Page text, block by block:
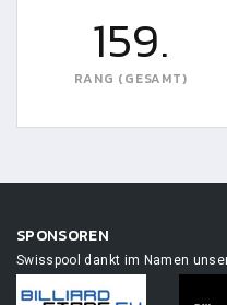
159.
RANG (GESAMT)
SPONSOREN
Swisspool dankt im Namen